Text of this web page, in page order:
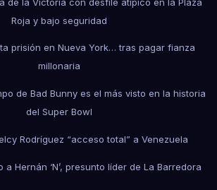
Roja y bajo seguridad
prisión en Nueva York… tras pagar fianza
millonaria
de Bad Bunny es el más visto en la historia
del Super Bowl
Rodríguez “acceso total” a Venezuela
Hernán ‘N’, presunto líder de La Barredora